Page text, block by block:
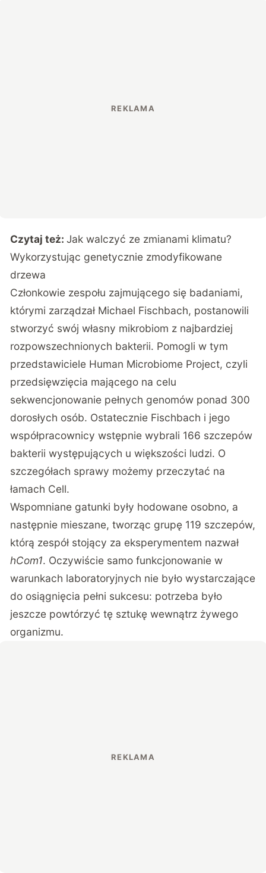
Czytaj też:Jak walczyć ze zmianami klimatu?
Wykorzystując genetycznie zmodyfikowane
drzewa
Członkowie zespołu zajmującego się badaniami,
którymi zarządzał Michael Fischbach, postanowili
stworzyć swój własny mikrobiom z najbardziej
rozpowszechnionych bakterii. Pomogli w tym
przedstawiciele Human Microbiome Project, czyli
przedsięwzięcia mającego na celu
sekwencjonowanie pełnych genomów ponad 300
dorosłych osób. Ostatecznie Fischbach i jego
współpracownicy wstępnie wybrali 166 szczepów
bakterii występujących u większości ludzi. O
szczegółach sprawy możemy przeczytać na
łamach Cell.
Wspomniane gatunki były hodowane osobno, a
następnie mieszane, tworząc grupę 119 szczepów,
którą zespół stojący za eksperymentem nazwał
hCom1. Oczywiście samo funkcjonowanie w
warunkach laboratoryjnych nie było wystarczające
do osiągnięcia pełni sukcesu: potrzeba było
jeszcze powtórzyć tę sztukę wewnątrz żywego
organizmu.